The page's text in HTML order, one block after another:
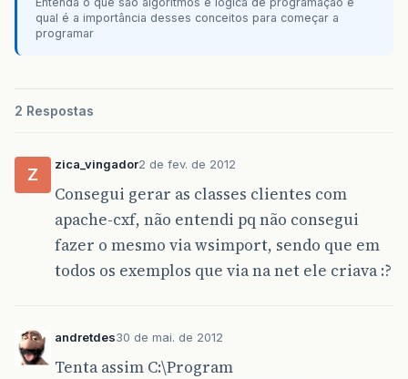
qual é a importância desses conceitos para começar a
programar
2 Respostas
Z
zica_vingador2 de fev. de 2012
Consegui gerar as classes clientes com
apache-cxf, não entendi pq não consegui
fazer o mesmo via wsimport, sendo que em
todos os exemplos que via na net ele criava :?
andretdes30 de mai. de 2012
Tenta assim C:\Program